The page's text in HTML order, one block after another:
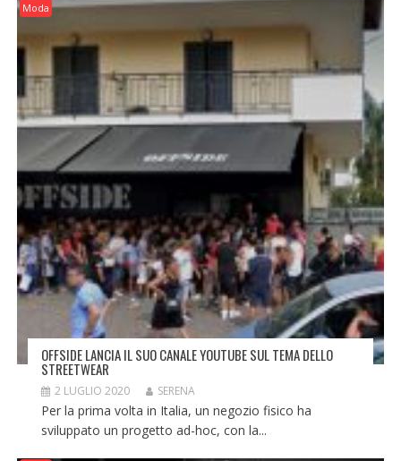
Moda
OFFSIDE LANCIA IL SUO CANALE YOUTUBE SUL TEMA DELLO
STREETWEAR
2 LUGLIO 2020 SERENA
Per la prima volta in Italia, un negozio fisico ha
sviluppato un progetto ad-hoc, con la...